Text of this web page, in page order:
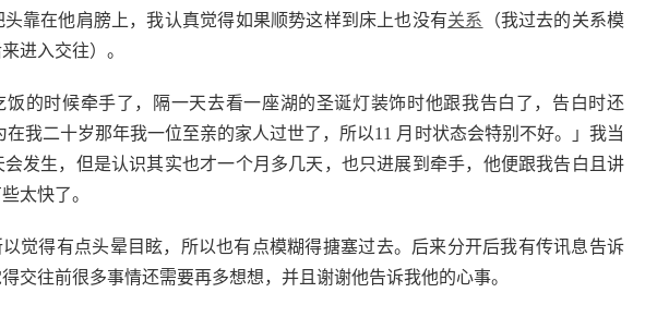
靠在他肩膀上，我认真觉得如果顺势这样到床上也没有关系 （我过去的关系模
进入交往）。
的时候牵手了，隔一天去看一座湖的圣诞灯装饰时他跟我告白了，告白时还
我二十岁那年我一位至亲的家人过世了，所以11 月时状态会特别不好。」我当
发生，但是认识其实也才一个月多几天，也只进展到牵手，他便跟我告白且讲
太快了。
觉得有点头晕目眩，所以也有点模糊得搪塞过去。后来分开后我有传讯息告诉
交往前很多事情还需要再多想想，并且谢谢他告诉我他的心事。